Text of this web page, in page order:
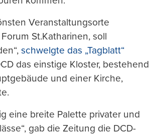
Veranstaltungsorte
St.Katharinen, soll
schwelgte das „Tagblatt“
das einstige Kloster, bestehend
und einer Kirche,
eine breite Palette privater und
gab die Zeitung die DCD-